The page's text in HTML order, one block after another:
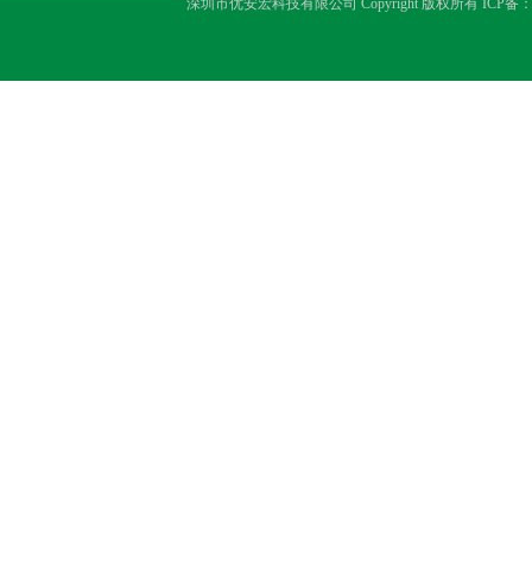
深圳市优安宏科技有限公司 Copyright 版权所有 ICP备：